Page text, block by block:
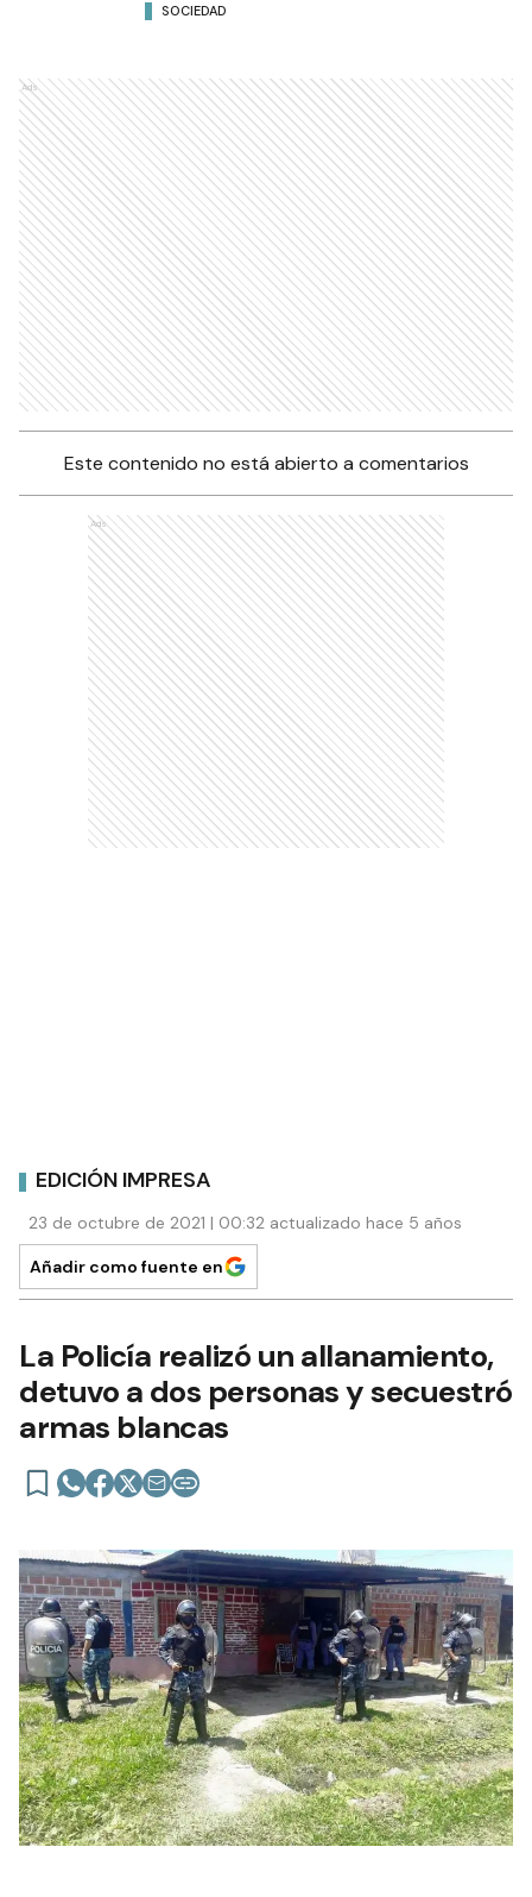
SOCIEDAD
Ads
Este contenido no está abierto a comentarios
Ads
EDICIÓN IMPRESA
23 de octubre de 2021 | 00:32 actualizado hace 5 años
Añadir como fuente en
La Policía realizó un allanamiento,
detuvo a dos personas y secuestró
armas blancas